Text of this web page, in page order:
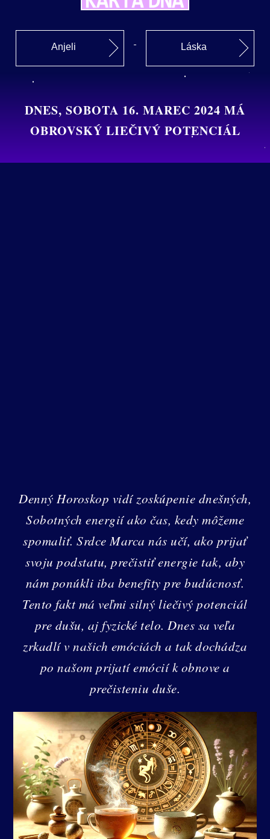
Anjeli Láska
DNES, SOBOTA 16. MAREC 2024 MÁ
OBROVSKÝ LIEČIVÝ POTENCIÁL
Denný Horoskop vidí zoskúpenie dnešných,
Sobotných energií ako čas, kedy môžeme
spomaliť. Srdce Marca nás učí, ako prijať
svoju podstatu, prečistiť energie tak, aby
nám ponúkli iba benefity pre budúcnosť.
Tento fakt má veľmi silný liečivý potenciál
pre dušu, aj fyzické telo. Dnes sa veľa
zrkadlí v našich emóciách a tak dochádza
po našom prijatí emócií k obnove a
prečisteniu duše.